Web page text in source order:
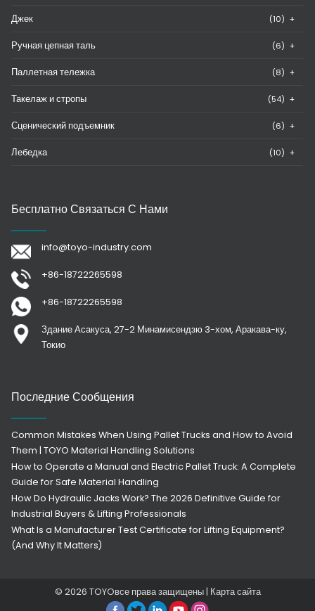
Джек (10) +
Ручная цепная таль (6) +
Паллетная тележка (8) +
Такелаж и стропы (54) +
Сценический подъемник (6) +
Лебедка (10) +
Бесплатно Связаться С Нами
info@toyo-industry.com
+86-18722265598
+86-18722265598
Здание Асакуса, 27-2 Минамисендзю 3-хом, Аракава-ку,
Токио
Последние Сообщения
Common Mistakes When Using Pallet Trucks and How to Avoid
Them | TOYO Material Handling Solutions
How to Operate a Manual and Electric Pallet Truck: A Complete
Guide for Safe Material Handling
How Do Hydraulic Jacks Work? The 2026 Definitive Guide for
Industrial Buyers & Lifting Professionals
What Is a Manufacturer Test Certificate for Lifting Equipment?
(And Why It Matters)
© 2026 TOYOвсе права защищены | Карта сайта